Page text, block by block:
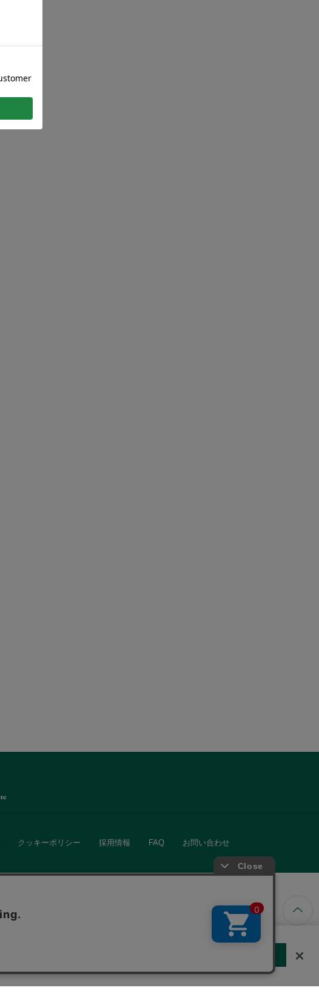
クッキーポリシー 採用情報 FAQ お問い合わせ